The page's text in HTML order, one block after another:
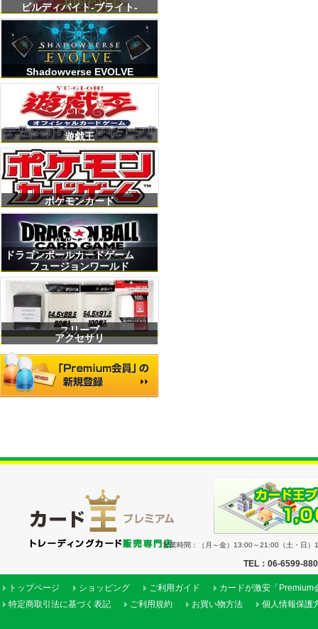
ビルディバイト-ブライト-
Shadowverse EVOLVE
遊戯王
ポケモンカード
ドラゴンボールカードゲーム
フュージョンワールド
スリーブ
アクセサリ
営業時間：（月～金）13:00～21:00（土・日
TEL：06-6599-
トップページ ショッピング ご利用ガイド
カードが激安「Premium
特定商取引法に基づく表記
ご利用規約 お買い物方法 個人情報保護